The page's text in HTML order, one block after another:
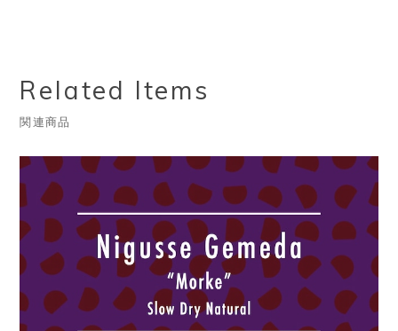
Related Items
関連商品